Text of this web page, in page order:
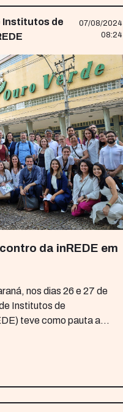
Institutos de
07/08/2024
08:24
da inREDE em
nos dias 26 e 27 de
Institutos de
teve como pauta a